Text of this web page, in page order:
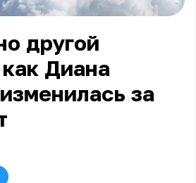
другой
Диана
за